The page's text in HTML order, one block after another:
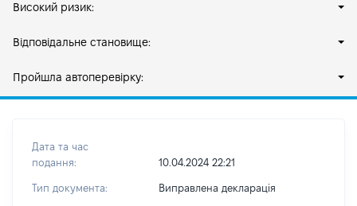
Високий ризик:
Відповідальне становище:
Пройшла автоперевірку:
Дата та час
подання:
10.04.2024 22:21
Тип документа: Виправлена декларація